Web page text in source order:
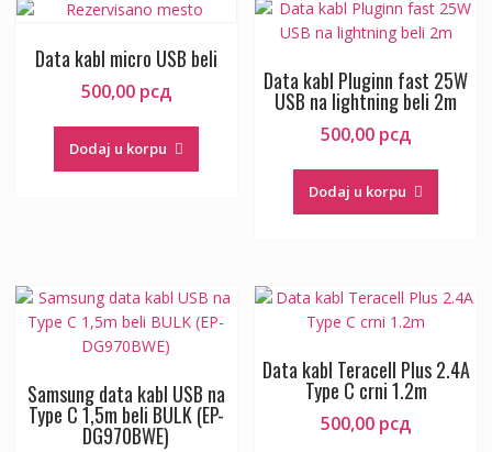
Data kabl micro USB beli
500,00 рсд
Dodaj u korpu
Data kabl Pluginn fast 25W
USB na lightning beli 2m
500,00 рсд
Dodaj u korpu
Samsung data kabl USB na
Type C 1,5m beli BULK (EP-
DG970BWE)
Data kabl Teracell Plus 2.4A
Type C crni 1.2m
500,00 рсд